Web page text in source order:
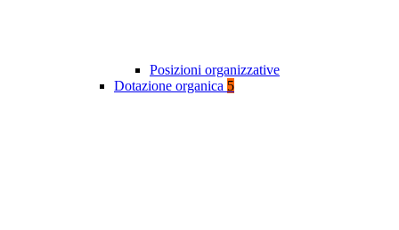
Posizioni organizzative
Dotazione organica 5